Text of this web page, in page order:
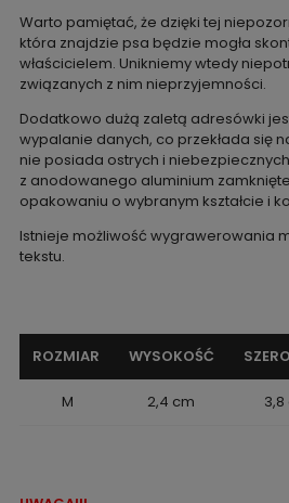
Warto pamiętać, że dzięki tej
która znajdzie psa będzie mogła
właścicielem. Unikniemy wtedy
związanych z nim nieprzyjemności.
Dodatkowo dużą zaletą adresówki
wypalanie danych, co przekłada się
nie posiada ostrych i
z anodowanego aluminium
opakowaniu o wybranym kształcie i
Istnieje możliwość wygrawerowania
tekstu.
ROZMIAR WYSOKOŚĆ
M 2,4 cm